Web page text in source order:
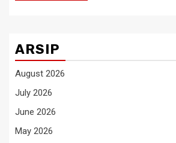
ARSIP
August 2026
July 2026
June 2026
May 2026